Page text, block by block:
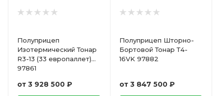
Полуприцеп
Изотермический Тонар
R3-13 (33 европаллет)
97861
от 3 928 500 ₽
Полуприцеп Шторно-
Бортовой Тонар Т4-
16VK 97882
от 3 847 500 ₽